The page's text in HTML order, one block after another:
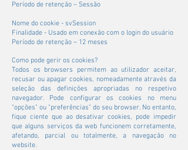
Período de retenção – Sessão
Nome do cookie - svSession
Finalidade - Usado em conexão com o login do usuário
Período de retenção – 12 meses
Como pode gerir os cookies?
Todos os browsers permitem ao utilizador aceitar,
recusar ou apagar cookies, nomeadamente através da
seleção das definições apropriadas no respetivo
navegador. Pode configurar os cookies no menu
"opções" ou "preferências" do seu browser. No entanto,
fique ciente que ao desativar cookies, pode impedir
que alguns serviços da web funcionem corretamente,
afetando, parcial ou totalmente, a navegação no
website.